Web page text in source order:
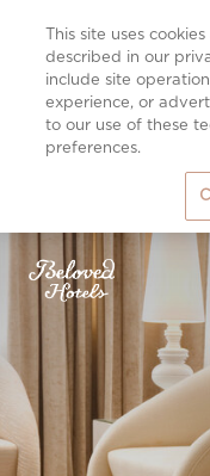
This site uses
described in our
include site
experience, or
to our use of these
preferences.